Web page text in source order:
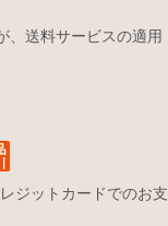
、送料サービスの適用
レジットカードでのお支